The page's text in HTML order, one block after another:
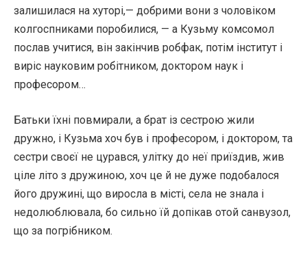
залишилася на хуторі,— добрими вони з чоловіком
колгоспниками поробилися, — а Кузьму комсомол
послав учитися, він закінчив робфак, потім інститут і
виріс науковим робітником, доктором наук і
професором…
Батьки їхні повмирали, а брат із сестрою жили
дружно, і Кузьма хоч був і професором, і доктором, та
сестри своєї не цурався, улітку до неї приїздив, жив
ціле літо з дружиною, хоч це й не дуже подобалося
його дружині, що виросла в місті, села не знала і
недолюблювала, бо сильно їй допікав отой санвузол,
що за погрібником.